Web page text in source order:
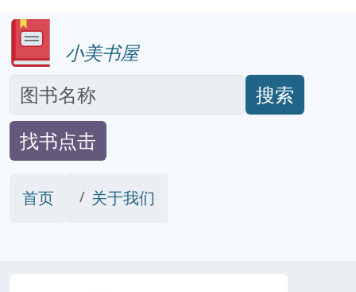
小美书屋
搜索
找书点击
首页 关于我们